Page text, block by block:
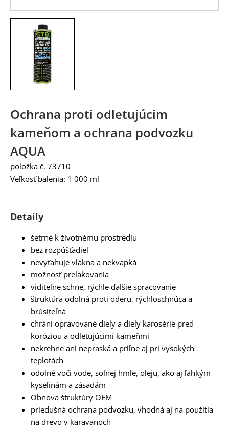
Ochrana proti odletujúcim
kameňom a ochrana podvozku
AQUA
položka č. 73710
Veľkosť balenia: 1 000 ml
Detaily
šetrné k životnému prostrediu
bez rozpúšťadiel
nevyťahuje vlákna a nekvapká
možnosť prelakovania
viditeľne schne, rýchle ďalšie spracovanie
štruktúra odolná proti oderu, rýchloschnúca a
brúsiteľná
chráni opravované diely a diely karosérie pred
koróziou a odletujúcimi kameňmi
nekrehne ani nepraská a priľne aj pri vysokých
teplotách
odolné voči vode, soľnej hmle, oleju, ako aj ľahkým
kyselinám a zásadám
Obnova štruktúry OEM
priedušná ochrana podvozku, vhodná aj na použitia
na drevo v karavanoch